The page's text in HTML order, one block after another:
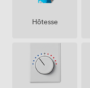
Hôtesse